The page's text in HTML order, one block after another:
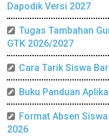
Dapodik Versi 2027
Tugas Tambahan
GTK 2026/2027
Cara Tarik Siswa
Buku Panduan
Format Absen
2026